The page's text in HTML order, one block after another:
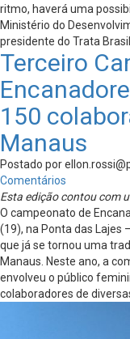
ritmo, haverá uma
Ministério do
presidente do Trata
Terceiro
150
Manaus
Postado por
Comentários
Esta edição contou com
O campeonato de
(19), na Ponta das Lajes
que já se tornou uma
Manaus. Neste ano, a
envolveu o público
colaboradores de